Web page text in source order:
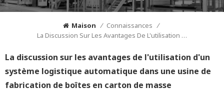
Maison / Connaissances /
La Discussion Sur Les Avantages De L'utilisation D'un Système Logistique Automatique Dans Une Usine De Fabrication De Boîtes En Carton De Masse
La discussion sur les avantages de l'utilisation d'un
système logistique automatique dans une usine de
fabrication de boîtes en carton de masse